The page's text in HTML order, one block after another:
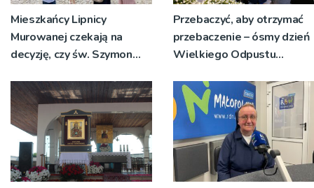
Mieszkańcy Lipnicy
Murowanej czekają na
decyzję, czy św. Szymon
patronem miejscowości
Przebaczyć, aby otrzymać
przebaczenie – ósmy dzień
Wielkiego Odpustu